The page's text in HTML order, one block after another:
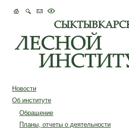
Новости
Об институте
Обращение
Планы, отчеты о деятельности